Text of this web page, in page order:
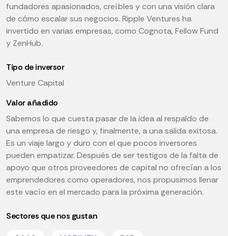
fundadores apasionados, creíbles y con una visión clara
de cómo escalar sus negocios. Ripple Ventures ha
invertido en varias empresas, como Cognota, Fellow Fund
y ZenHub.
Tipo de inversor
Venture Capital
Valor añadido
Sabemos lo que cuesta pasar de la idea al respaldo de
una empresa de riesgo y, finalmente, a una salida exitosa.
Es un viaje largo y duro con el que pocos inversores
pueden empatizar. Después de ser testigos de la falta de
apoyo que otros proveedores de capital no ofrecían a los
emprendedores como operadores, nos propusimos llenar
este vacío en el mercado para la próxima generación.
Sectores que nos gustan